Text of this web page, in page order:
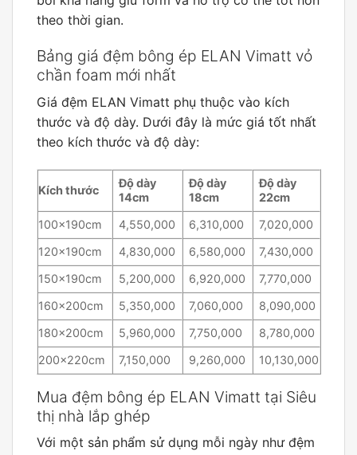
theo thời gian.
Bảng giá đệm bông ép ELAN Vimatt vỏ
chần foam mới nhất
Giá đệm ELAN Vimatt phụ thuộc vào kích
thước và độ dày. Dưới đây là mức giá tốt nhất
theo kích thước và độ dày:
Kích thước
Độ dày
14cm
Độ dày
18cm
Độ dày
22cm
100x190cm
4,550,000 6,310,000
7,020,000
120x190cm
4,830,000 6,580,000
7,430,000
150x190cm
5,200,000 6,920,000
7,770,000
160x200cm
5,350,000 7,060,000
8,090,000
180x200cm
5,960,000 7,750,000
8,780,000
200x220cm
7,150,000 9,260,000 10,130,000
Mua đệm bông ép ELAN Vimatt tại Siêu
thị nhà lắp ghép
Với một sản phẩm sử dụng mỗi ngày như đệm